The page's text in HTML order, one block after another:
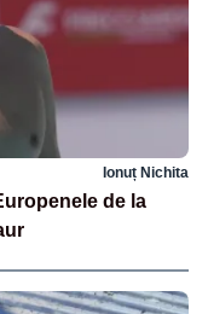
Ionuț Nichita
de la